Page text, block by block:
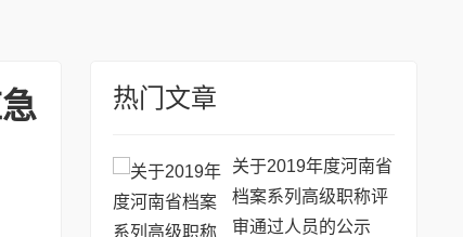
热门文章
关于2019年度河南省
档案系列高级职称评
审通过人员的公示